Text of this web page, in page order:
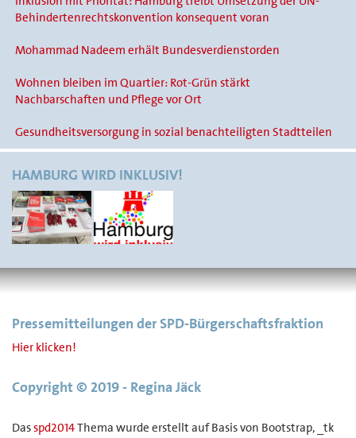
Behindertenrechtskonvention konsequent voran
Mohammad Nadeem erhält Bundesverdienstorden
Wohnen bleiben im Quartier: Rot-Grün stärkt
Nachbarschaften und Pflege vor Ort
Gesundheitsversorgung in sozial benachteiligten Stadtteilen
HAMBURG WIRD INKLUSIV!
Pressemitteilungen der SPD-Bürgerschaftsfraktion
Hier klicken!
Copyright © 2019 - Regina Jäck
Dasspd2014Thema wurde erstellt auf Basis von Bootstrap, _tk